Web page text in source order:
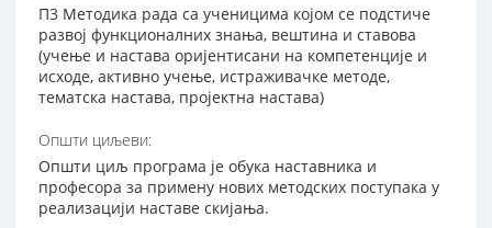
П3 Методика рада са ученицима којом се подстиче
развој функционалних знања, вештина и ставова
(учење и настава оријентисани на компетенције и
исходе, активно учење, истраживачке методе,
тематска настава, пројектна настава)
Општи циљеви:
Општи циљ програма је обука наставника и
професора за примену нових методских поступака у
реализацији наставе скијања.